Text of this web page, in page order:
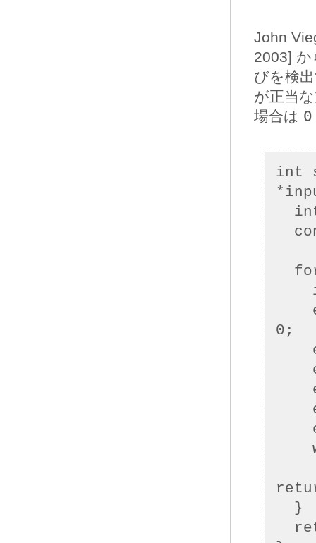
John
2003] か
びを検
が正当
場合は 0
int
0;